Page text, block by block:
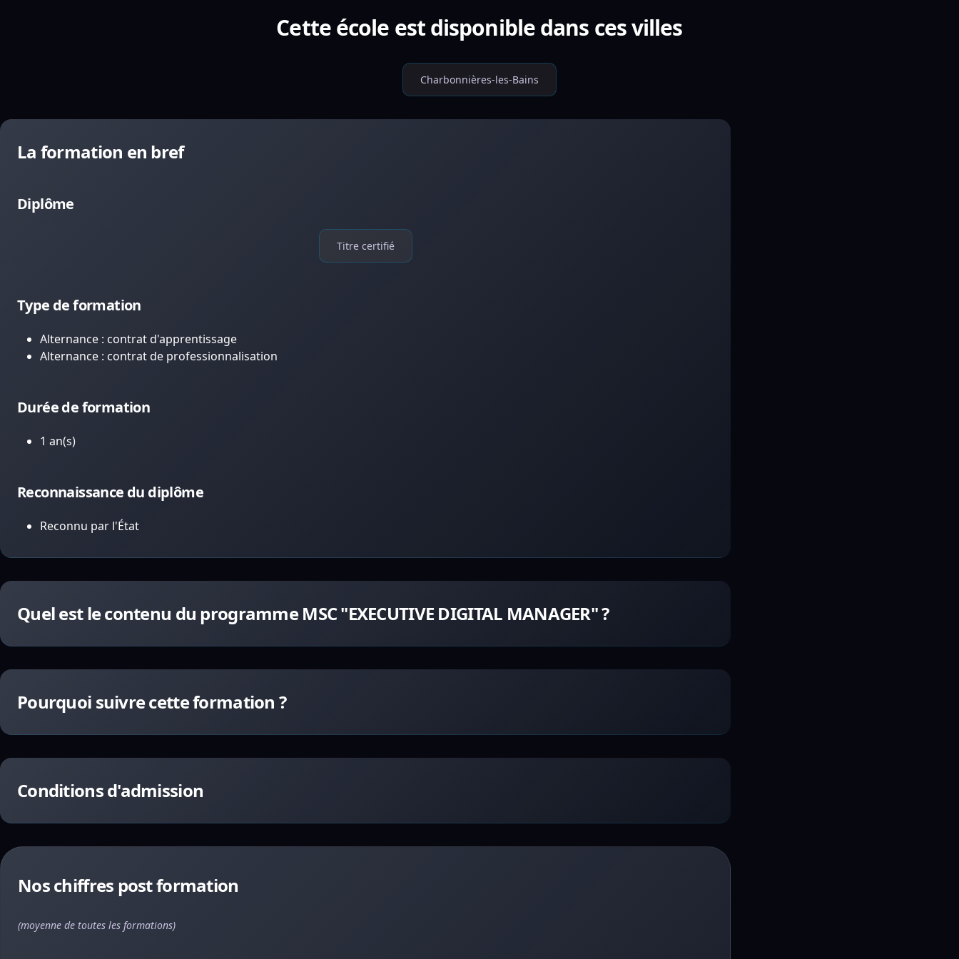
Cette école est disponible dans ces villes
Charbonnières-les-Bains
La formation en bref
Diplôme
Titre certifié
Type de formation
Alternance : contrat d'apprentissage
Alternance : contrat de professionnalisation
Durée de formation
1 an(s)
Reconnaissance du diplôme
Reconnu par l'État
Quel est le contenu du programme MSC "EXECUTIVE DIGITAL MANAGER" ?
Pourquoi suivre cette formation ?
Conditions d'admission
Nos chiffres post formation
(moyenne de toutes les formations)